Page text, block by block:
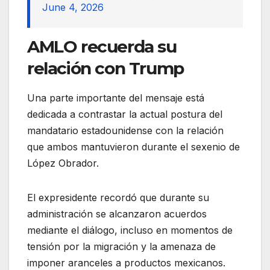
June 4, 2026
AMLO recuerda su
relación con Trump
Una parte importante del mensaje está
dedicada a contrastar la actual postura del
mandatario estadounidense con la relación
que ambos mantuvieron durante el sexenio de
López Obrador.
El expresidente recordó que durante su
administración se alcanzaron acuerdos
mediante el diálogo, incluso en momentos de
tensión por la migración y la amenaza de
imponer aranceles a productos mexicanos.